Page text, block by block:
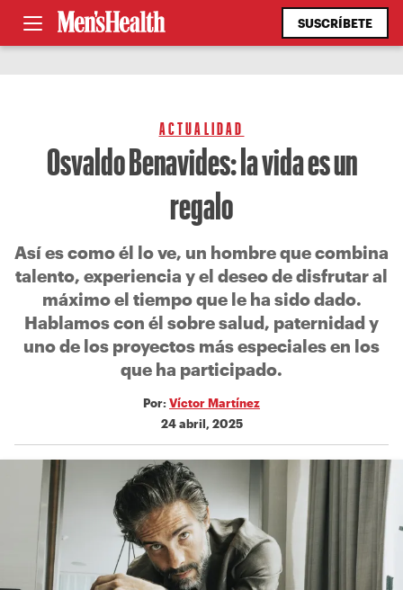
SUSCRÍBETE
ACTUALIDAD
Osvaldo Benavides: la vida es un
regalo
Así es como él lo ve, un hombre que combina
talento, experiencia y el deseo de disfrutar al
máximo el tiempo que le ha sido dado.
Hablamos con él sobre salud, paternidad y
uno de los proyectos más especiales en los
que ha participado.
Por: Víctor Martínez
24 abril, 2025